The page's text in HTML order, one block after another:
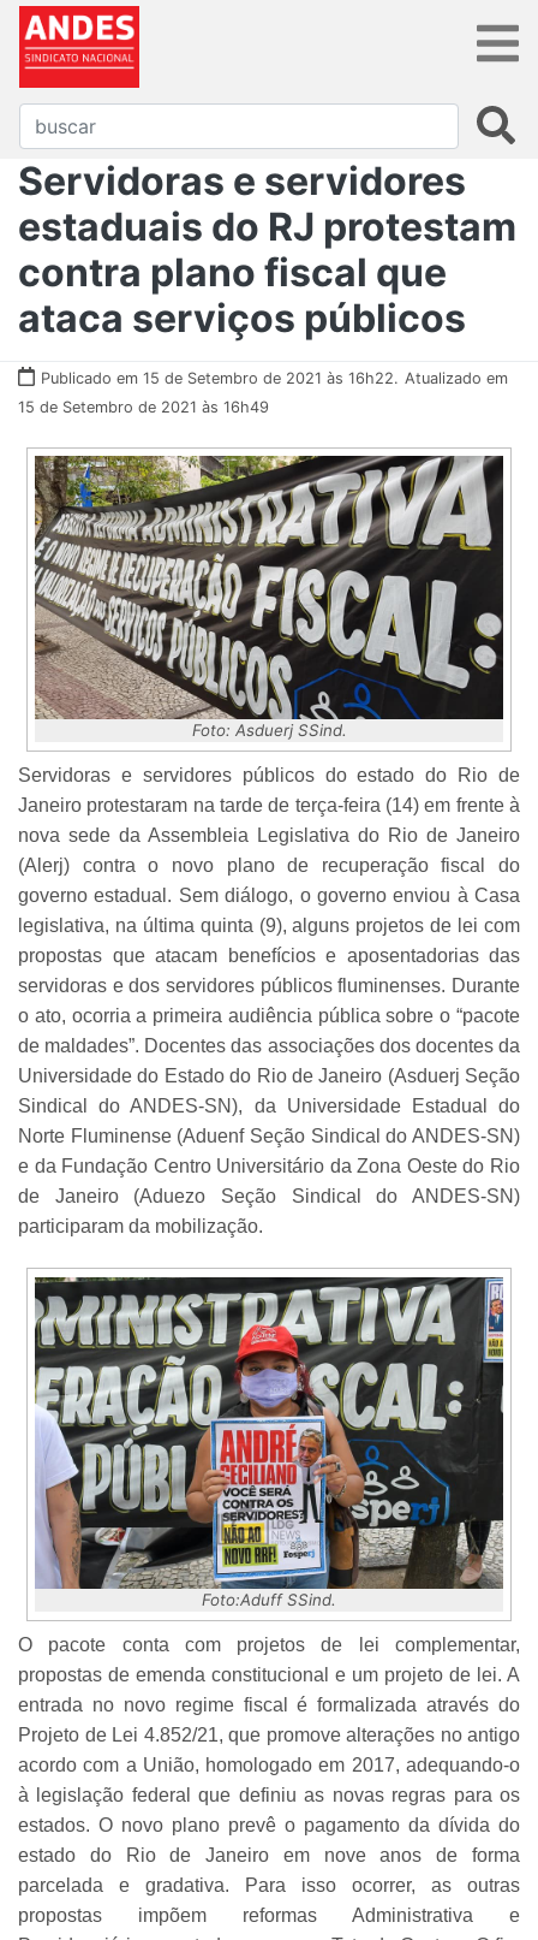
Servidoras e servidores
estaduais do RJ protestam
contra plano fiscal que
ataca serviços públicos
Publicado em 15 de Setembro de 2021 às 16h22. Atualizado em
15 de Setembro de 2021 às 16h49
Foto: Asduerj SSind.
Servidoras e servidores públicos do estado do Rio de
Janeiro protestaram na tarde de terça-feira (14) em frente à
nova sede da Assembleia Legislativa do Rio de Janeiro
(Alerj) contra o novo plano de recuperação fiscal do
governo estadual. Sem diálogo, o governo enviou à Casa
legislativa, na última quinta (9), alguns projetos de lei com
propostas que atacam benefícios e aposentadorias das
servidoras e dos servidores públicos fluminenses. Durante
o ato, ocorria a primeira audiência pública sobre o “pacote
de maldades”. Docentes das associações dos docentes da
Universidade do Estado do Rio de Janeiro (Asduerj Seção
Sindical do ANDES-SN), da Universidade Estadual do
Norte Fluminense (Aduenf Seção Sindical do ANDES-SN)
e da Fundação Centro Universitário da Zona Oeste do Rio
de Janeiro (Aduezo Seção Sindical do ANDES-SN)
participaram da mobilização.
Foto:Aduff SSind.
O pacote conta com projetos de lei complementar,
propostas de emenda constitucional e um projeto de lei. A
entrada no novo regime fiscal é formalizada através do
Projeto de Lei 4.852/21, que promove alterações no antigo
acordo com a União, homologado em 2017, adequando-o
à legislação federal que definiu as novas regras para os
estados. O novo plano prevê o pagamento da dívida do
estado do Rio de Janeiro em nove anos de forma
parcelada e gradativa. Para isso ocorrer, as outras
propostas impõem reformas Administrativa e